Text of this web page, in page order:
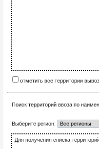
отметить все территории
Поиск территорий ввоза по
Выберите регион:
Для получения списка